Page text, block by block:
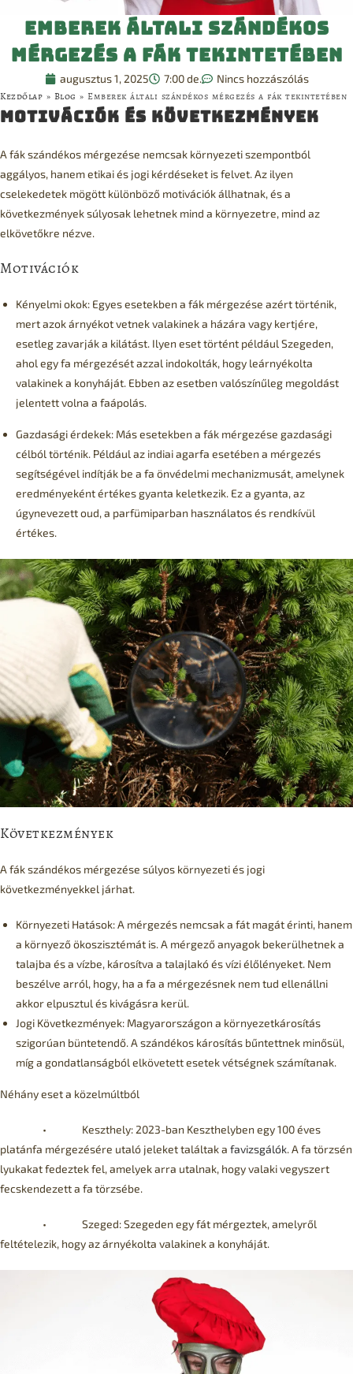
Emberek általi szándékos
mérgezés a fák tekintetében
augusztus 1, 2025 7:00 de. Nincs hozzászólás
Kezdőlap » Blog » Emberek általi szándékos mérgezés a fák tekintetében
Motivációk és Következmények
A fák szándékos mérgezése nemcsak környezeti szempontból
aggályos, hanem etikai és jogi kérdéseket is felvet. Az ilyen
cselekedetek mögött különböző motivációk állhatnak, és a
következmények súlyosak lehetnek mind a környezetre, mind az
elkövetőkre nézve.
Motivációk
Kényelmi okok: Egyes esetekben a fák mérgezése azért történik,
mert azok árnyékot vetnek valakinek a házára vagy kertjére,
esetleg zavarják a kilátást. Ilyen eset történt például Szegeden,
ahol egy fa mérgezését azzal indokolták, hogy leárnyékolta
valakinek a konyháját. Ebben az esetben valószínűleg megoldást
jelentett volna a faápolás.
Gazdasági érdekek: Más esetekben a fák mérgezése gazdasági
célból történik. Például az indiai agarfa esetében a mérgezés
segítségével indítják be a fa önvédelmi mechanizmusát, amelynek
eredményeként értékes gyanta keletkezik. Ez a gyanta, az
úgynevezett oud, a parfümiparban használatos és rendkívül
értékes.
Következmények
A fák szándékos mérgezése súlyos környezeti és jogi
következményekkel járhat.
Környezeti Hatások: A mérgezés nemcsak a fát magát érinti, hanem
a környező ökoszisztémát is. A mérgező anyagok bekerülhetnek a
talajba és a vízbe, károsítva a talajlakó és vízi élőlényeket. Nem
beszélve arról, hogy, ha a fa a mérgezésnek nem tud ellenállni
akkor elpusztul és kivágásra kerül.
Jogi Következmények: Magyarországon a környezetkárosítás
szigorúan büntetendő. A szándékos károsítás bűntettnek minősül,
míg a gondatlanságból elkövetett esetek vétségnek számítanak.
Néhány eset a közelmúltból
• Keszthely: 2023-ban Keszthelyben egy 100 éves
platánfa mérgezésére utaló jeleket találtak a favizsgálók. A fa törzsén
lyukakat fedeztek fel, amelyek arra utalnak, hogy valaki vegyszert
fecskendezett a fa törzsébe.
• Szeged: Szegeden egy fát mérgeztek, amelyről
feltételezik, hogy az árnyékolta valakinek a konyháját.